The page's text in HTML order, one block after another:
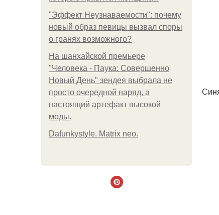
"Эффект Неузнаваемости": почему
новый образ певицы вызвал споры
о гранях возможного?
На шанхайской премьере
"Человека - Паука: Совершенно
Новый День" зендея выбрала не
просто очередной наряд, а
настоящий артефакт высокой
моды.
Dafunkystyle. Matrix neo.